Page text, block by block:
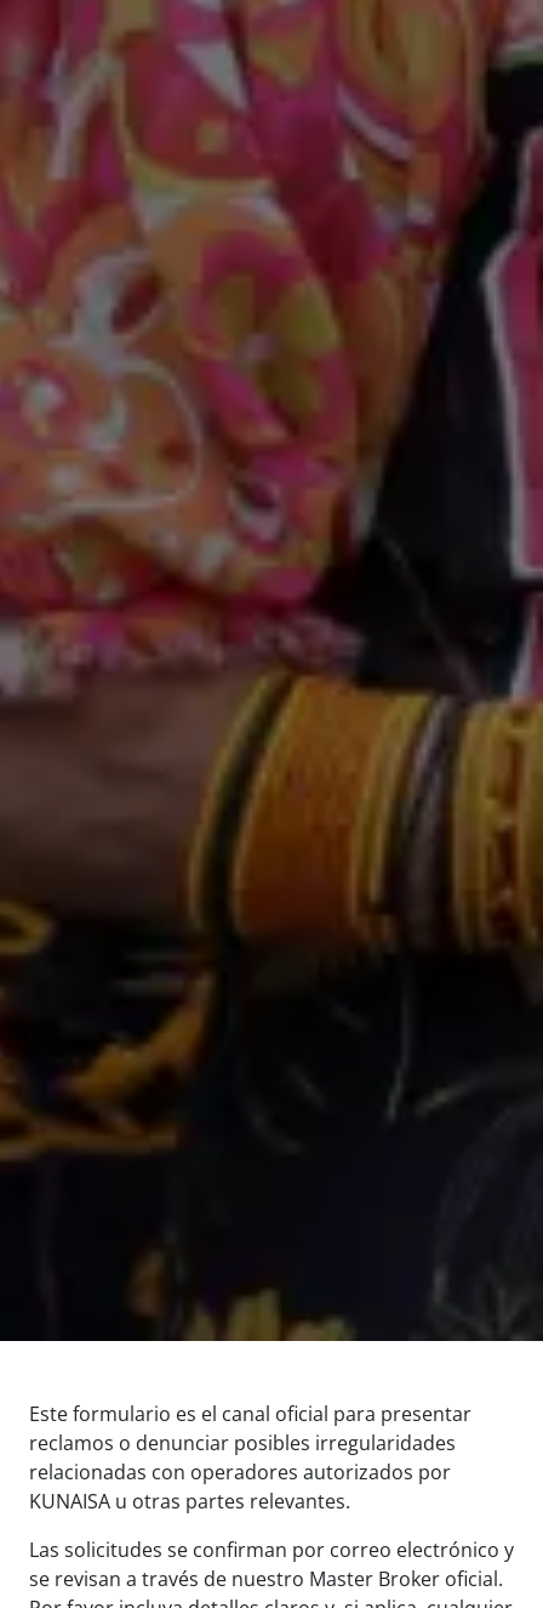
Este formulario es el canal oficial para presentar
reclamos o denunciar posibles irregularidades
relacionadas con operadores autorizados por
KUNAISA u otras partes relevantes.
Las solicitudes se confirman por correo electrónico y
se revisan a través de nuestro Master Broker oficial.